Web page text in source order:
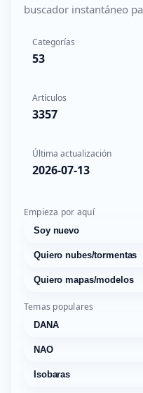
buscador instantáneo
Categorías
53
Artículos
3357
Última actualización
2026-07-13
Empieza por aquí
Soy nuevo
Quiero nubes/tormentas
Quiero mapas/modelos
Temas populares
DANA
NAO
Isobaras